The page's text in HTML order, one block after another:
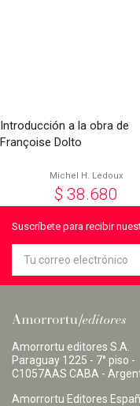
Introducción a la obra de
Françoise Dolto
Michel H. Ledoux
$ 38.680
Suscríbete para recibir
Amorrortu editores S.A.
Paraguay 1225 - 7° piso -
C1057AAS CABA -
Amorrortu Editores